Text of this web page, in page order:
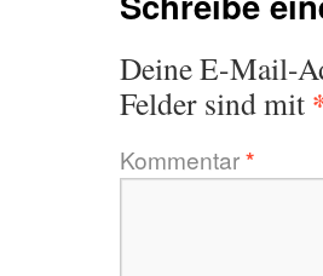
Deine E-Mail-
Felder sind mit
Kommentar*